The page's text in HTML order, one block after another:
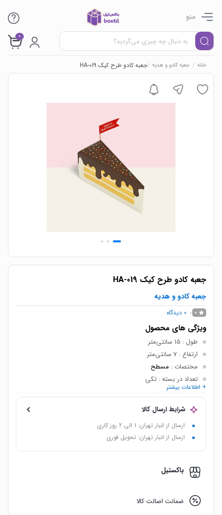
منو
0
خانه / جعبه کادو و هدیه /جعبه کادو طرح کیک HA-019
جعبه کادو طرح کیک HA-019
جعبه کادو و هدیه
0
0 دیدگاه
ویژگی های محصول
طول : 15 سانتی‌متر
ارتفاع : 7 سانتی‌متر
مختصات : مسطح
تعداد در بسته: تکی
مناسب:هدیه دادن
نقشه: جالب
+ اطلاعات بیشتر
شرایط ارسال کالا
ارسال از انبار تهران: 1 الی 2 روز کاری
ارسال از انبار تهران: تحویل فوری
باکستیل
ضمانت اصالت کالا